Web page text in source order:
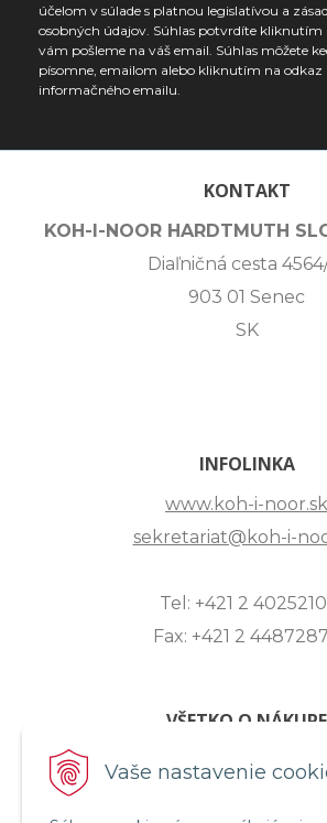
Vaše nastavenie
účelom v súlade s platnou legislatívou a
osobných údajov. Súhlas potvrdíte kliknutím
vám pošleme na váš email. Súhlas môžete
písomne, emailom alebo kliknutím na odkaz
informačného emailu.
KONTAKT
KOH-I-NOOR HARDTMUTH
Diaľničná cesta
903 01 Senec
SK
INFOLINKA
www.koh-i-noor.sk
sekretariat@koh-i-
Tel: +421 2
Fax: +421 2
VŠETKO O NÁKUPE
ZASLANIE OTÁZKY